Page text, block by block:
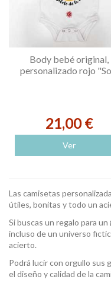
Body bebé original,
personalizado rojo
21,00 €
Ver
Las camisetas
útiles, bonitas y todo un
Si buscas un regalo para un
incluso de un universo
acierto.
Podrá lucir con orgullo sus
el diseño y calidad de la